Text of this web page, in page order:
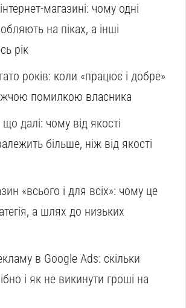
магазині: чому одні
на піках, а інші
рік
років: коли «працює і добре»
помилкою власника
далі: чому від якості
більше, ніж від якості
«всього і для всіх»: чому це
а шлях до низьких
в Google Ads: скільки
і як не викинути гроші на